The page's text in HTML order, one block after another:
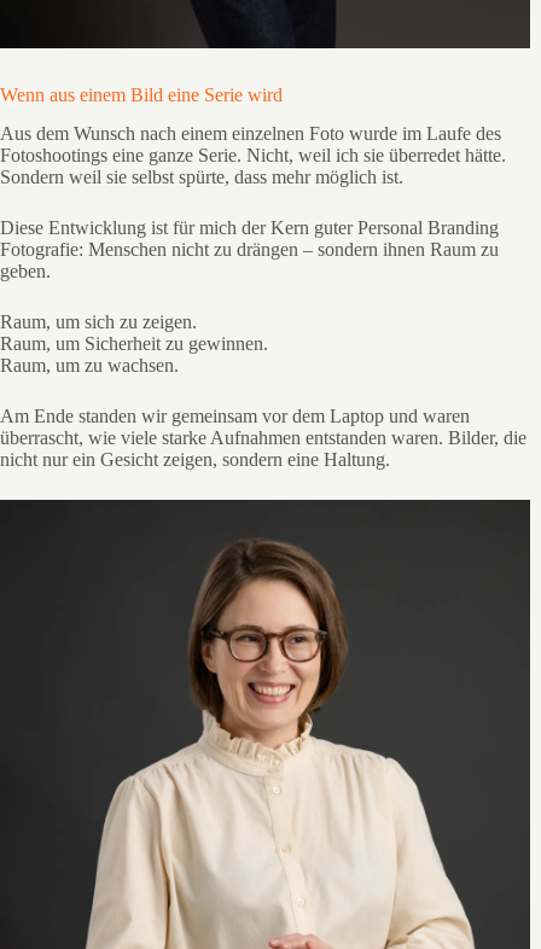
Wenn aus einem Bild eine Serie wird
Aus dem Wunsch nach einem einzelnen Foto wurde im Laufe des
Fotoshootings eine ganze Serie. Nicht, weil ich sie überredet hätte.
Sondern weil sie selbst spürte, dass mehr möglich ist.
Diese Entwicklung ist für mich der Kern guter Personal Branding
Fotografie: Menschen nicht zu drängen – sondern ihnen Raum zu
geben.
Raum, um sich zu zeigen.
Raum, um Sicherheit zu gewinnen.
Raum, um zu wachsen.
Am Ende standen wir gemeinsam vor dem Laptop und waren
überrascht, wie viele starke Aufnahmen entstanden waren. Bilder, die
nicht nur ein Gesicht zeigen, sondern eine Haltung.